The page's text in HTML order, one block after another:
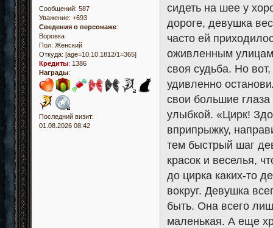
Сообщений: 587
Уважение: +693
Сведения о персонаже:
Воровка
Пол: Женский
Откуда: [age=10.10.1812/1=365]
Кредиты: 1386
Награды:
Последний визит:
01.08.2026 08:42
сидеть на шее у
дороге, девушка
часто ей
оживленным
своя судьба. Но
удивленно
свои большие
улыбкой. «Цирк!
вприпрыжку,
тем быстрый шаг
красок и веселья,
до цирка каких-то
вокруг. Девушка
быть. Она всего
маленькая. А еще